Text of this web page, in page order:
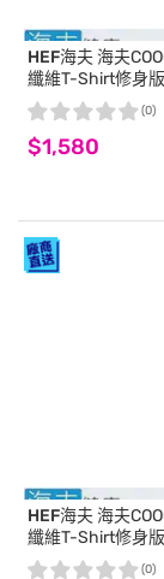
HEF海夫 海夫
纖維T-Shirt修身
(Cupro158-
$1,580
(0)
HEF海夫 海夫
纖維T-Shirt修身版
(Cupro158-006)_S
(0)